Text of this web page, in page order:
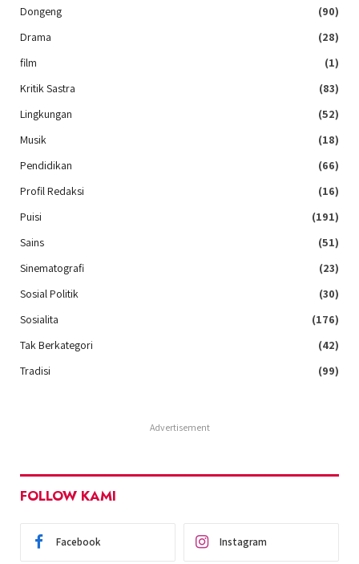
Dongeng
(90)
Drama
(28)
film
(1)
Kritik Sastra
(83)
Lingkungan
(52)
Musik
(18)
Pendidikan
(66)
Profil Redaksi
(16)
Puisi
(191)
Sains
(51)
Sinematografi
(23)
Sosial Politik
(30)
Sosialita
(176)
Tak Berkategori
(42)
Tradisi
(99)
Advertisement
FOLLOW KAMI
Facebook Instagram